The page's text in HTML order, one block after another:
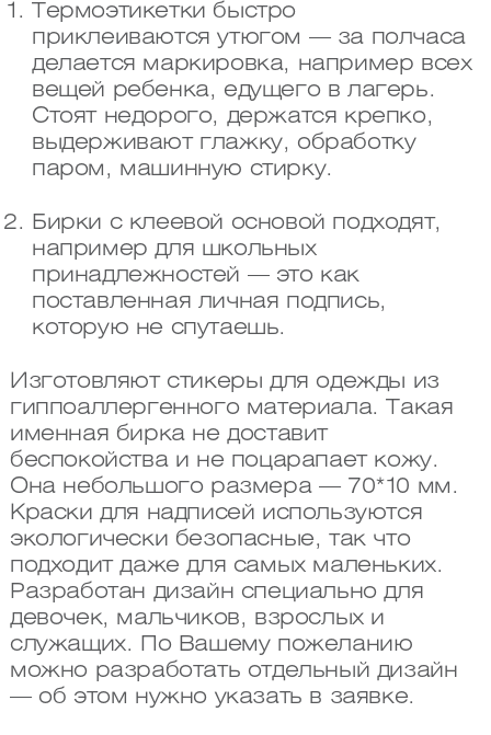
Термоэтикетки быстро
приклеиваются утюгом — за полчаса
делается маркировка, например всех
вещей ребенка, едущего в лагерь.
Стоят недорого, держатся крепко,
выдерживают глажку, обработку
паром, машинную стирку.
Бирки с клеевой основой подходят,
например для школьных
принадлежностей — это как
поставленная личная подпись,
которую не спутаешь.
Изготовляют стикеры для одежды из
гиппоаллергенного материала. Такая
именная бирка не доставит
беспокойства и не поцарапает кожу.
Она небольшого размера — 70*10 мм.
Краски для надписей используются
экологически безопасные, так что
подходит даже для самых маленьких.
Разработан дизайн специально для
девочек, мальчиков, взрослых и
служащих. По Вашему пожеланию
можно разработать отдельный дизайн
— об этом нужно указать в заявке.